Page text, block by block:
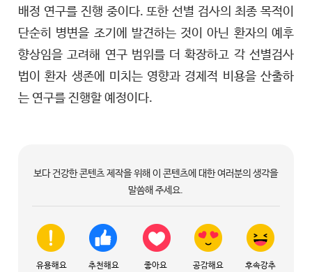
배정 연구를 진행 중이다. 또한 선별 검사의 최종 목적이
단순히 병변을 조기에 발견하는 것이 아닌 환자의 예후
향상임을 고려해 연구 범위를 더 확장하고 각 선별검사
법이 환자 생존에 미치는 영향과 경제적 비용을 산출하
는 연구를 진행할 예정이다.
보다 건강한 콘텐츠 제작을 위해 이 콘텐츠에 대한 여러분의 생각을
말씀해 주세요.
유용해요 추천해요 좋아요 공감해요 후속강추